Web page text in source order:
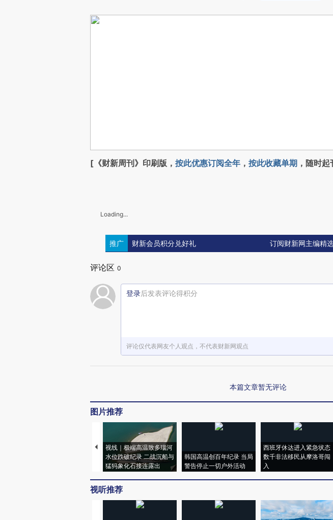
[《财新周刊》印刷版， 按此优惠订阅全年 ， 按此收藏单期 ，随时
Loading...
推广 财新会员积分兑好礼 订阅财新网主编精
评论区 0
登录后发表评论得积分
评论仅代表网友个人观点，不代表财新网观点
本篇文章暂无评论
图片推荐
视线｜极端高温致多瑙河
水位跌破纪录 二战沉船与
猛犸象化石接连露出
韩国高温创百年纪录 当局
警告停止一切户外活动
西班牙休达进入紧急状态
数千非法移民从摩洛哥闯
入
视听推荐